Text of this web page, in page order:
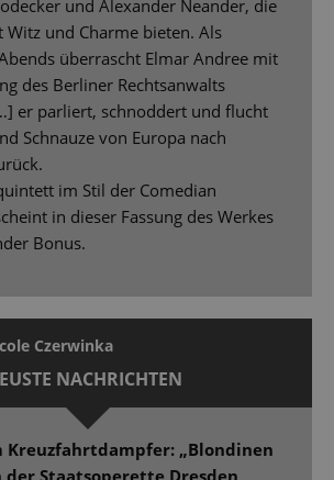
und Alexander Neander, die
und Charme bieten. Als
überrascht Elmar Andree mit
des Berliner Rechtsanwalts
er parliert, schnoddert und flucht
Schnauze von Europa nach
im Stil der Comedian
in dieser Fassung des Werkes
Bonus.
Czerwinka
NACHRICHTEN
Kreuzfahrtdampfer: „Blondinen